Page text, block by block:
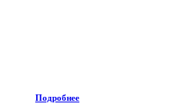
Подробнее